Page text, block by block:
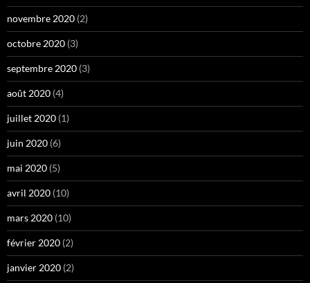
novembre 2020 (2)
octobre 2020 (3)
septembre 2020 (3)
août 2020 (4)
juillet 2020 (1)
juin 2020 (6)
mai 2020 (5)
avril 2020 (10)
mars 2020 (10)
février 2020 (2)
janvier 2020 (2)